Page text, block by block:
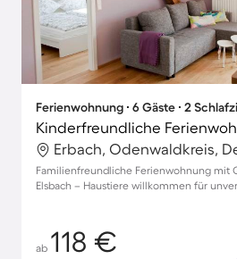
Ferienwohnung ∙ 6 Gäste ∙ 2
Erbach, Odenwaldkreis,
Familienfreundliche Ferienwohnung mit
Elsbach – Haustiere willkommen für
ab 118 €